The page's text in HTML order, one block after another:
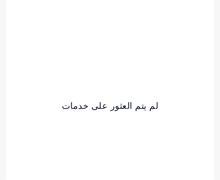
لم يتم العثور على خدمات